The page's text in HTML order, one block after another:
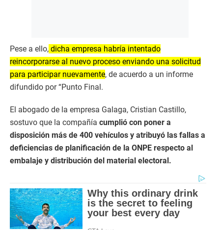
Pese a ello, dicha empresa habría intentado
reincorporarse al nuevo proceso enviando una solicitud
para participar nuevamente, de acuerdo a un informe
difundido por “Punto Final.
El abogado de la empresa Galaga, Cristian Castillo,
sostuvo que la compañía cumplió con poner a
disposición más de 400 vehículos y atribuyó las fallas a
deficiencias de planificación de la ONPE respecto al
embalaje y distribución del material electoral.